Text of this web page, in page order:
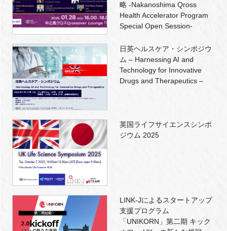
略 -Nakanoshima Qross
Health Accelerator Program
Special Open Session-
日英ヘルスケア・シンポジウ
ム – Harnessing AI and
Technology for Innovative
Drugs and Therapeutics –
英国ライフサイエンスシンポ
ジウム 2025
LINK-Jによるスタートアップ
支援プログラム
「UNIKORN」第二期 キック